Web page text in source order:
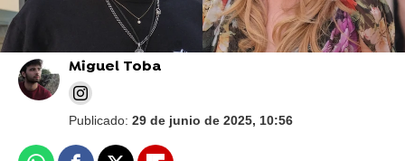
Miguel Toba
Publicado: 29 de junio de 2025, 10:56